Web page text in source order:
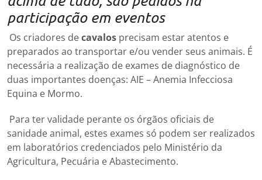
participação em eventos
Os criadores decavalos precisam estar atentos e
preparados ao transportar e/ou vender seus animais. É
necessária a realização de exames de diagnóstico de
duas importantes doenças: AIE – Anemia Infecciosa
Equina e Mormo.
Para ter validade perante os órgãos oficiais de
sanidade animal, estes exames só podem ser realizados
em laboratórios credenciados pelo Ministério da
Agricultura, Pecuária e Abastecimento.